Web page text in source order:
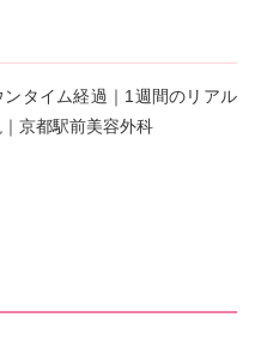
タイム経過｜1週間のリアル
京都駅前美容外科